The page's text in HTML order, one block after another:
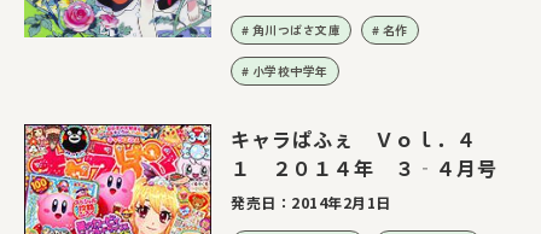
角川つばさ文庫 名作
小学校中学年
キャラぱふぇ Ｖｏｌ．４
１ ２０１４年 ３‐４月号
発売日： 2014年2月1日